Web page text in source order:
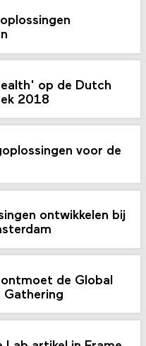
op de Dutch
2018
voor de
ontwikkelen bij
ontmoet de Global
Gathering